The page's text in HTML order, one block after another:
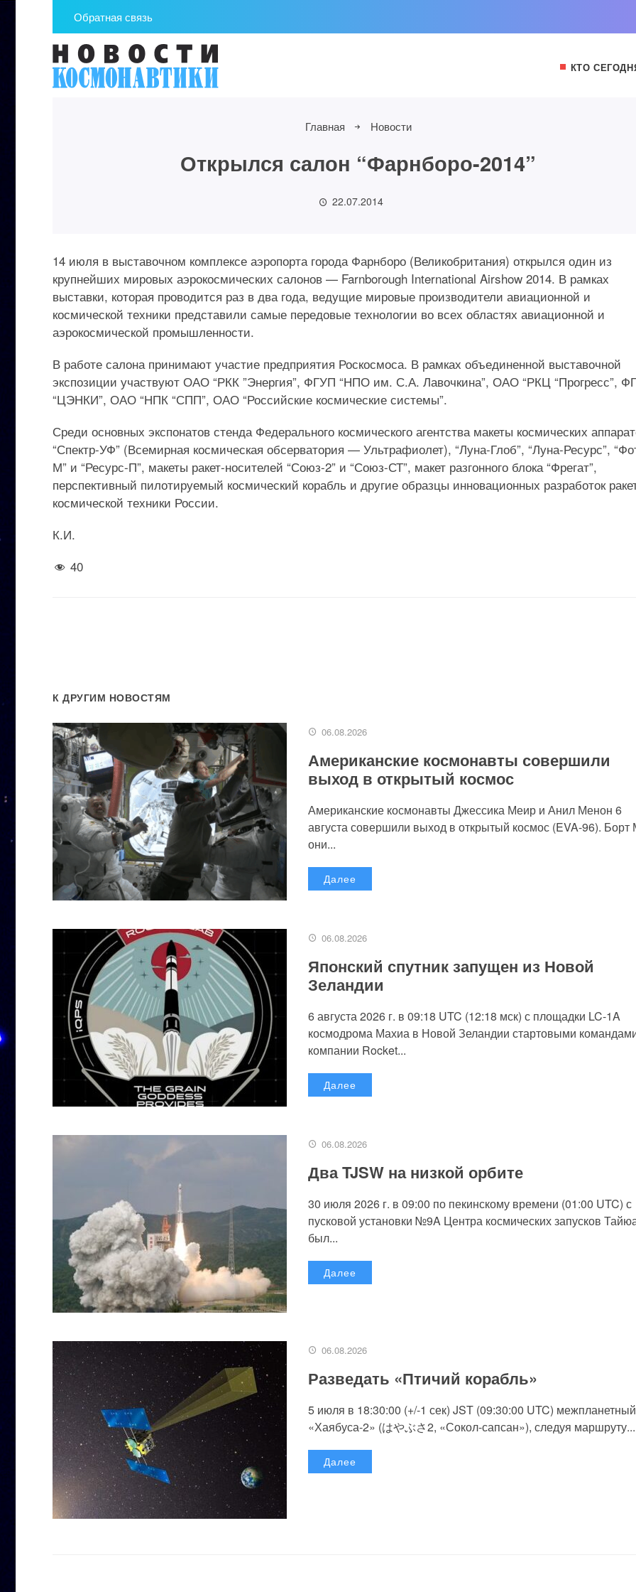
Обратная связь
КТО
Главная Новости
Открылся салон “Фарнборо-2014”
22.07.2014
14 июля в выставочном комплексе аэропорта города Фарнборо (Великобритания) открылся один из
крупнейших мировых аэрокосмических салонов — Farnborough International Airshow 2014. В рамках
выставки, которая проводится раз в два года, ведущие мировые производители авиационной и
космической техники представили самые передовые технологии во всех областях авиационной и
аэрокосмической промышленности.
В работе салона принимают участие предприятия Роскосмоса. В рамках объединенной выставочной
экспозиции участвуют ОАО “РКК ”Энергия”, ФГУП “НПО им. С.А. Лавочкина”, ОАО “РКЦ “Прогресс”,
“ЦЭНКИ”, ОАО “НПК “СПП”, ОАО “Российские космические системы”.
Среди основных экспонатов стенда Федерального космического агентства макеты космических
“Спектр-УФ” (Всемирная космическая обсерватория — Ультрафиолет), “Луна-Глоб”, “Луна-Ресурс”,
М” и “Ресурс-П”, макеты ракет-носителей “Союз-2” и “Союз-СТ”, макет разгонного блока “Фрегат”,
перспективный пилотируемый космический корабль и другие образцы инновационных разработок
космической техники России.
К.И.
40
К ДРУГИМ НОВОСТЯМ
06.08.2026
Американские космонавты совершили
выход в открытый космос
Американские космонавты Джессика Меир и Анил Менон 6
августа совершили выход в открытый космос (EVA-96).
они...
Далее
06.08.2026
Японский спутник запущен из Новой
Зеландии
6 августа 2026 г. в 09:18 UTC (12:18 мск) с площадки LC-1A
космодрома Махиа в Новой Зеландии стартовыми
компании Rocket...
Далее
06.08.2026
Два TJSW на низкой орбите
30 июля 2026 г. в 09:00 по пекинскому времени (01:00 UTC) с
пусковой установки №9A Центра космических запусков
был...
Далее
06.08.2026
Разведать «Птичий корабль»
5 июля в 18:30:00 (+/-1 сек) JST (09:30:00 UTC)
«Хаябуса-2» (はやぶさ2, «Сокол-сапсан»), следуя маршруту...
Далее